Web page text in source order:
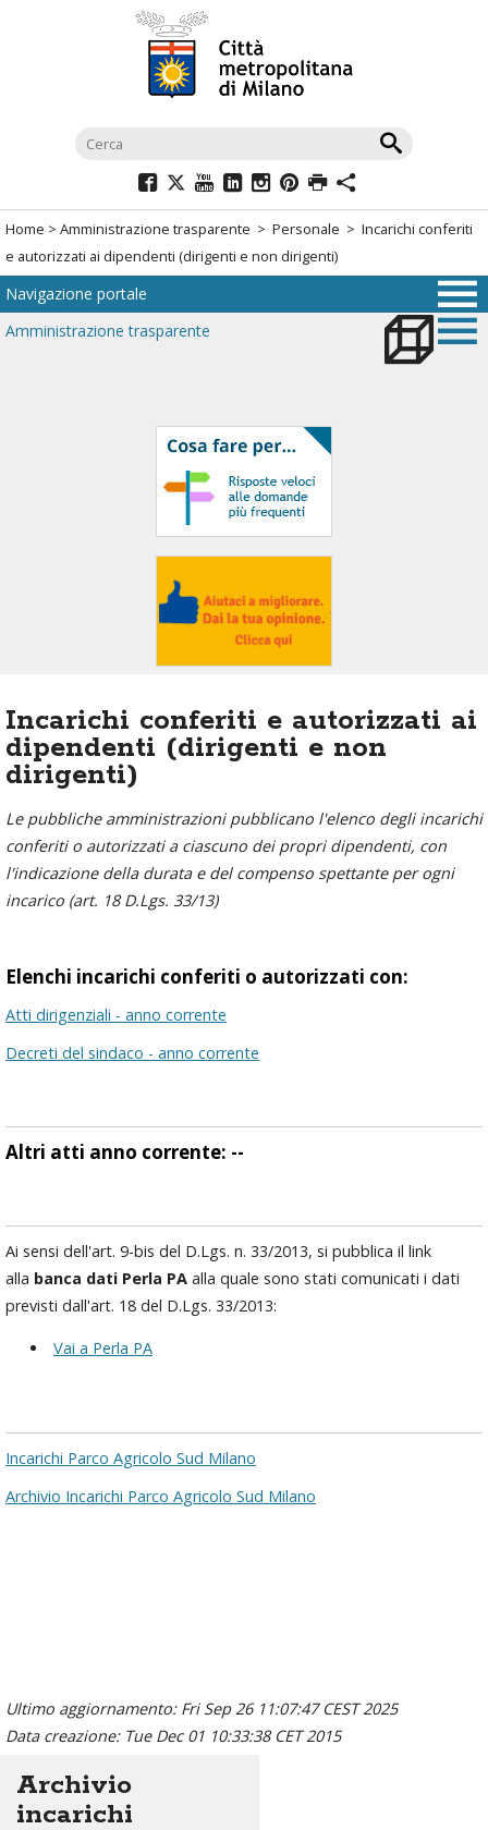
navigazione
menù
di
navigazione
interna
Home > Amministrazione trasparente > Personale > Incarichi conferiti
e autorizzati ai dipendenti (dirigenti e non dirigenti)
Navigazione portale
Amministrazione trasparente
Incarichi conferiti e autorizzati ai
dipendenti (dirigenti e non
dirigenti)
Le pubbliche amministrazioni pubblicano l'elenco degli incarichi
conferiti o autorizzati a ciascuno dei propri dipendenti, con
l'indicazione della durata e del compenso spettante per ogni
incarico (art. 18 D.Lgs. 33/13)
Elenchi incarichi conferiti o autorizzati con:
Atti dirigenziali - anno corrente
Decreti del sindaco - anno corrente
Altri atti anno corrente: --
Ai sensi dell'art. 9-bis del D.Lgs. n. 33/2013, si pubblica il link
alla banca dati Perla PA alla quale sono stati comunicati i dati
previsti dall'art. 18 del D.Lgs. 33/2013:
Vai a Perla PA
Incarichi Parco Agricolo Sud Milano
Archivio Incarichi Parco Agricolo Sud Milano
Ultimo aggiornamento: Fri Sep 26 11:07:47 CEST 2025
Data creazione: Tue Dec 01 10:33:38 CET 2015
Archivio
incarichi